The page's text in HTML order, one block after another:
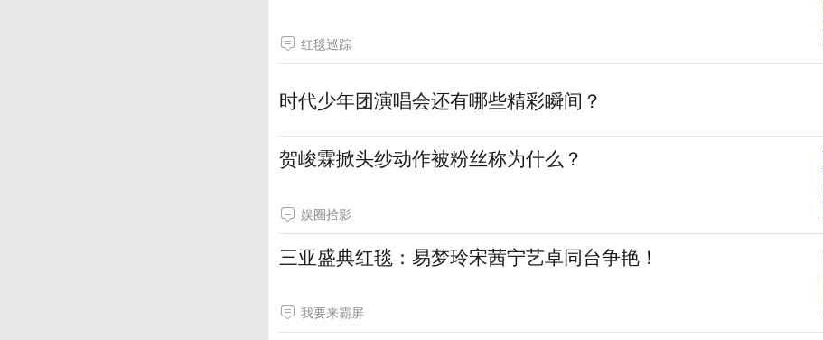
红毯巡踪
时代少年团演唱会还有哪些精彩瞬间？
贺峻霖掀头纱动作被粉丝称为什么？
娱圈拾影
三亚盛典红毯：易梦玲宋茜宁艺卓同台争艳！
我要来霸屏